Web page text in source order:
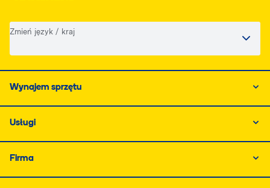
Zmień język / kraj
Wynajem sprzętu
Usługi
Firma